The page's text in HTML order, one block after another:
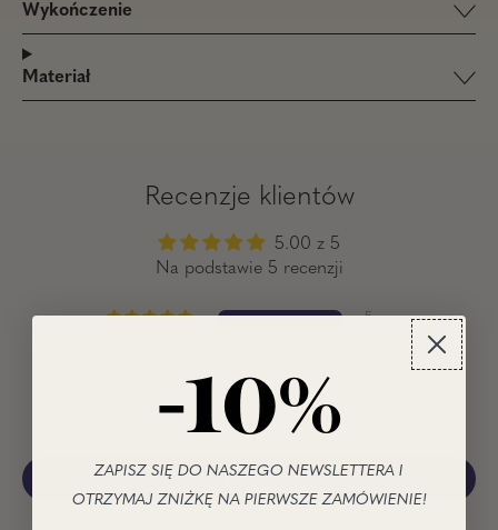
Wykończenie
Materiał
Recenzje klientów
5.00 z 5
Na podstawie 5 recenzji
5
Napisz recenzję
-10%
ZAPISZ SIĘ DO NASZEGO NEWSLETTERA I
OTRZYMAJ ZNIŻKĘ NA PIERWSZE ZAMÓWIENIE!